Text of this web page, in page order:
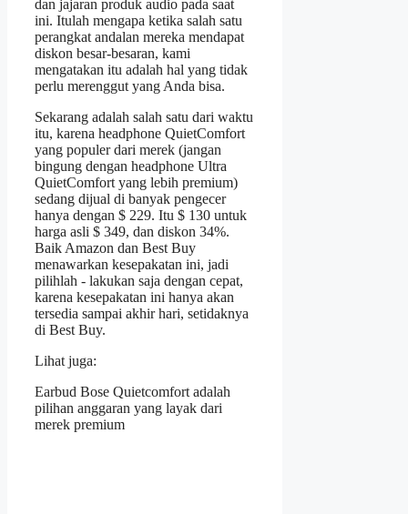
dan jajaran produk audio pada saat
ini. Itulah mengapa ketika salah satu
perangkat andalan mereka mendapat
diskon besar-besaran, kami
mengatakan itu adalah hal yang tidak
perlu merenggut yang Anda bisa.
Sekarang adalah salah satu dari waktu
itu, karena headphone QuietComfort
yang populer dari merek (jangan
bingung dengan headphone Ultra
QuietComfort yang lebih premium)
sedang dijual di banyak pengecer
hanya dengan $ 229. Itu $ 130 untuk
harga asli $ 349, dan diskon 34%.
Baik Amazon dan Best Buy
menawarkan kesepakatan ini, jadi
pilihlah - lakukan saja dengan cepat,
karena kesepakatan ini hanya akan
tersedia sampai akhir hari, setidaknya
di Best Buy.
Lihat juga:
Earbud Bose Quietcomfort adalah
pilihan anggaran yang layak dari
merek premium